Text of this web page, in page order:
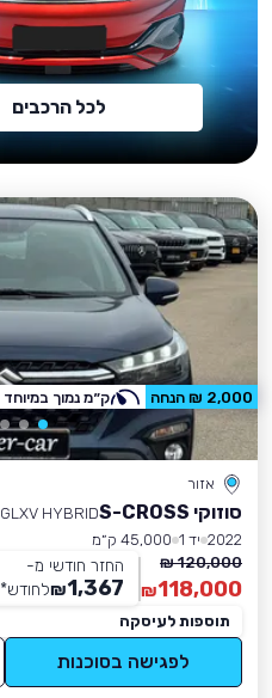
לכל הרכבים
אזור
סוזוקי S-CROSS
GLXV HYBRID
2022 יד 1
45,000 ק״מ
120,000 ₪
118,000
₪
החזר חודשי מ-
1,367
₪לחודש*
תוספות לעיסקה
לפגישה בסוכנות
2,000 ₪ הנחה ק״מ נמוך במיוחד